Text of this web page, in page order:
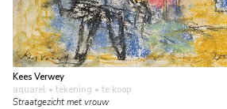
Kees Verwey
aquarel • tekening • te koop
Straatgezicht met vrouw